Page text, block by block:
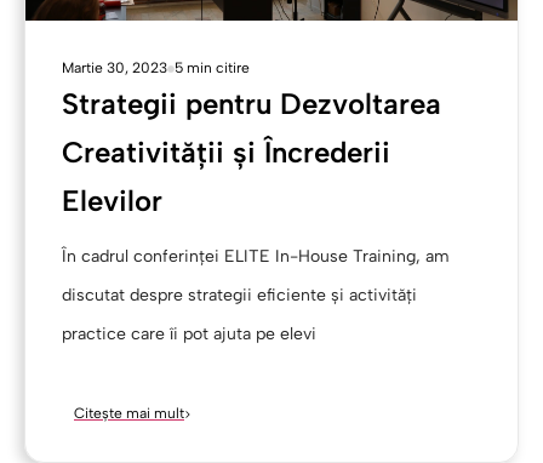
Martie 30, 2023 5 min citire
Strategii pentru Dezvoltarea
Creativității și Încrederii
Elevilor
În cadrul conferinței ELITE In-House Training, am
discutat despre strategii eficiente și activități
practice care îi pot ajuta pe elevi
Citește mai mult